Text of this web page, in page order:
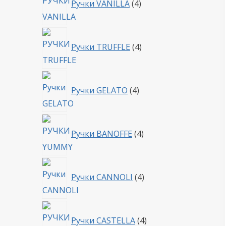
Ручки VANILLA 4товара
Ручки TRUFFLE 4товара
Ручки GELATO 4товара
Ручки BANOFFE 4товара
Ручки CANNOLI 4товара
Ручки CASTELLA 4